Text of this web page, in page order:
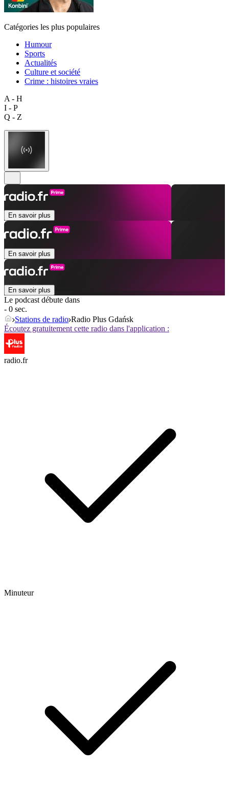
Catégories les plus populaires
Humour
Sports
Actualités
Culture et société
Crime : histoires vraies
A - H
I - P
Q - Z
En savoir plus
En savoir plus
En savoir plus
Le podcast débute dans
- 0 sec.
Stations de radio Radio Plus Gdańsk
Écoutez gratuitement cette radio dans l'application :
radio.fr
Minuteur